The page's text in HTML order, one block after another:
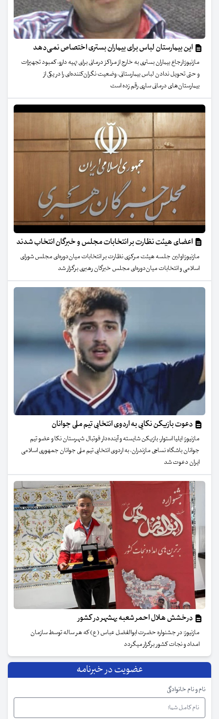
این بیمارستان لباس برای بیماران بستری اختصاص نمی‌دهد
مازنیوز:ارجاع بیماران بستری به خارج از مراکز درمانی برای تهیه دارو، کمبود تجهیزات
و حتی تحویل ندادن لباس بیمارستانی، وضعیت نگران‌کننده‌ای را در یکی از
بیمارستان‌های درمانی ساری رقم زده است
اعضای هیئت نظارت بر انتخابات مجلس و خبرگان انتخاب شدند
مازنیوز:اولین جلسه هیئت مرکزی نظارت بر انتخابات میان‌دوره‌ای مجلس شورای
اسلامی و انتخابات میان‌دوره‌ای مجلس خبرگان رهبری برگزار شد
دعوت بازیکن نکایی به اردوی انتخابی تیم ملی جوانان
مازنیوز: ایلیا استوار، بازیکن شایسته و آینده‌دار فوتبال شهرستان نکا و عضو تیم
جوانان باشگاه نساجی مازندران، به اردوی انتخابی تیم ملی جوانان جمهوری اسلامی
ایران دعوت شد
درخشش هلال احمر شعبه بهشهر در کشور
مازنیوز: در جشنواره حضرت ابوالفضل عباس ( ع) که هر ساله توسط سازمان
امداد و نجات کشور برگزار میگردد
عضویت در خبرنامه
نام و نام خانوادگی